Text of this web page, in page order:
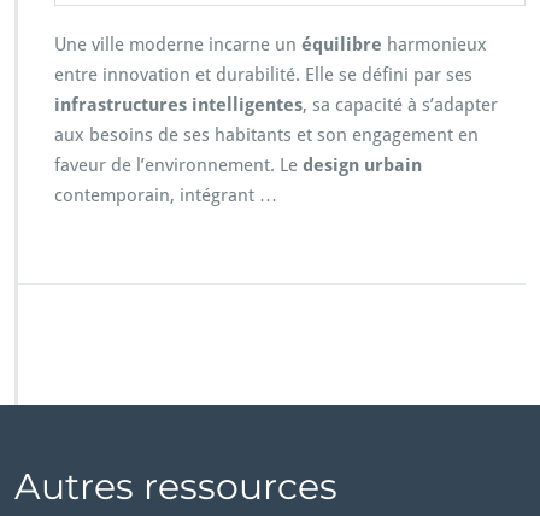
Une ville moderne incarne un équilibre harmonieux
entre innovation et durabilité. Elle se défini par ses
infrastructures intelligentes, sa capacité à s’adapter
aux besoins de ses habitants et son engagement en
faveur de l’environnement. Le design urbain
contemporain, intégrant …
Autres ressources